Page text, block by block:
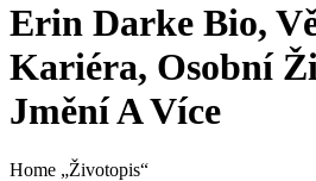
Erin Darke Bio,
Kariéra, Osobní
Jmění A Více
Home „Životopis“